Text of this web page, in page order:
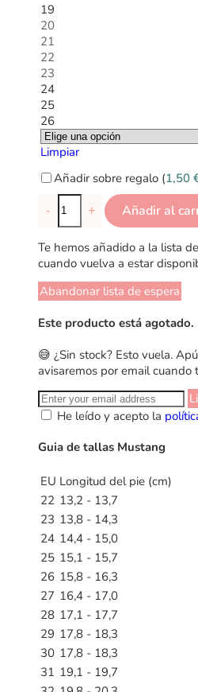
19
20
21
22
23
24
25
26
Limpiar
Añadir sobre regalo (1,50
- + Añadir al
Te hemos añadido a la lista
cuando vuelva a estar
Abandonar lista de espera
Este producto está agotado.
😅 ¿Sin stock? Esto vuela.
avisaremos por email cuando
He leído y acepto la
Guia de tallas Mustang
EU Longitud del pie (cm)
22 13,2 - 13,7
23 13,8 - 14,3
24 14,4 - 15,0
25 15,1 - 15,7
26 15,8 - 16,3
27 16,4 - 17,0
28 17,1 - 17,7
29 17,8 - 18,3
30 17,8 - 18,3
31 19,1 - 19,7